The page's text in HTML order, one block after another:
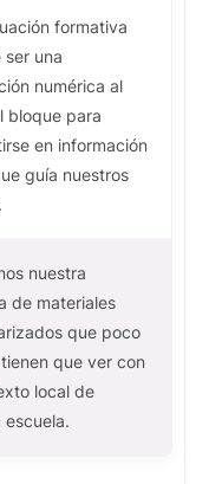
formativa
ser una
numérica al
bloque para
en información
guía nuestros
nuestra
de materiales
que poco
que ver con
local de
escuela.